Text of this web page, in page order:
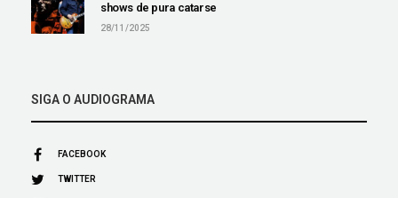
shows de pura catarse
28/11/2025
SIGA O AUDIOGRAMA
FACEBOOK
TWITTER